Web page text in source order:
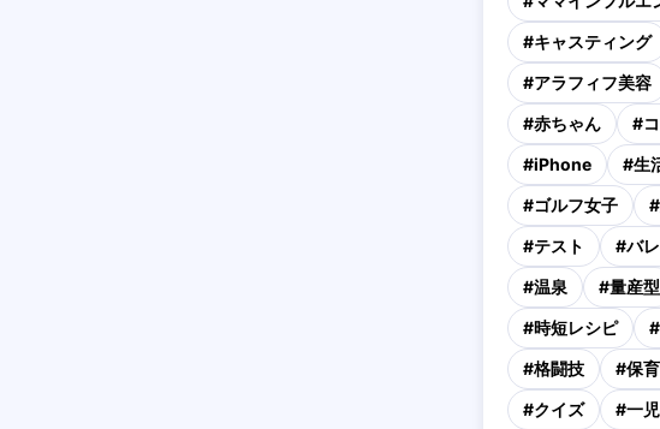
#キャスティング
#アラフィフ美容
#赤ちゃん #
#iPhone #生
#ゴルフ女子 #
#テスト #バ
#温泉 #量産型
#時短レシピ #
#格闘技 #保
#クイズ #一